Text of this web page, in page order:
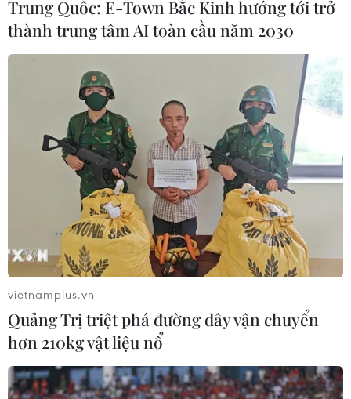
Trung Quốc: E-Town Bắc Kinh hướng tới trở
thành trung tâm AI toàn cầu năm 2030
vietnamplus.vn
Quảng Trị triệt phá đường dây vận chuyển
hơn 210kg vật liệu nổ